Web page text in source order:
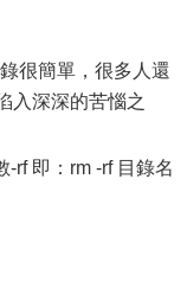
很簡單，很多人還
入深深的苦惱之
rf 即：rm -rf 目錄名